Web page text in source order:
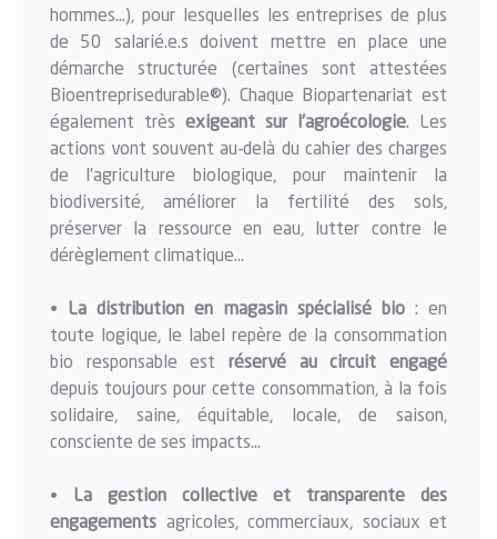
hommes…), pour lesquelles les entreprises de plus
de 50 salarié.e.s doivent mettre en place une
démarche structurée (certaines sont attestées
Bioentreprisedurable®). Chaque Biopartenariat est
également très exigeant sur l’agroécologie. Les
actions vont souvent au-delà du cahier des charges
de l’agriculture biologique, pour maintenir la
biodiversité, améliorer la fertilité des sols,
préserver la ressource en eau, lutter contre le
dérèglement climatique…
• La distribution en magasin spécialisé bio: en
toute logique, le label repère de la consommation
bio responsable est réservé au circuit engagé
depuis toujours pour cette consommation, à la fois
solidaire, saine, équitable, locale, de saison,
consciente de ses impacts…
• La gestion collective et transparente des
engagements agricoles, commerciaux, sociaux et